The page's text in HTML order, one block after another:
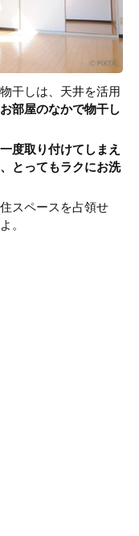
干しは、天井を活用
お部屋のなかで物干し
一度取り付けてしまえ
とってもラクにお洗
スペースを占領せ
。